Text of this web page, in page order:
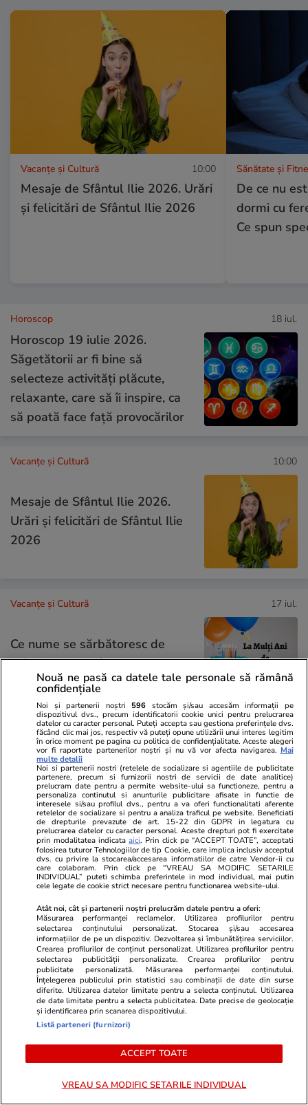
Vacanțe și Cultură 10:00
Mesaje de Sfântul Ilie 2026. Urări
și felicitări de Sfântul Ilie 2026
Sănătate și
De ce nu
dormi cu
Ce spun
Horoscop 18 iul.
Horoscop 19 iulie 2026.
Săgetătorii ar fi bine să
selecteze activități plăcute,
relaxante, care să îi inspire, ca
să poată face față provocărilor
Vacanțe și Cultură 10:00
Mesaje de Sfântul Ilie 2026.
Urări și felicitări de Sfântul Ilie
2026
Vacanțe și Cultură 17 iul.
Ce nume se sărbătoresc de
Sfântul Ilie. Cui îi spunem La
Mulți Ani
Știri România 17 iul.
Sfântul Ilie – tradiții, obiceiuri și
superstiții. Ce să nu faci de
Sfântul Ilie
Știri România 10:00
„Borna zero” a României,
construită la Făgăraș cu fonduri
UE. Un catarg de 30 de metri va
marca centrul geografic exact
al țării
Știri România
Viorel Paşca: „Şi dacă le laşi
Nouă ne pasă ca datele tale personale să rămână
confidențiale
Noi și partenerii noștri 596 stocăm și/sau accesăm informații pe
dispozitivul dvs., precum identificatorii cookie unici pentru prelucrarea
datelor cu caracter personal. Puteți accepta sau gestiona preferințele dvs.
făcând clic mai jos, respectiv vă puteți opune utilizării unui interes legitim
în orice moment pe pagina cu politica de confidențialitate. Aceste alegeri
vor fi raportate partenerilor noștri și nu vă vor afecta navigarea. Mai
multe detalii
Noi si partenerii nostri (retelele de socializare si agentiile de publicitate
partenere, precum si furnizorii nostri de servicii de date analitice)
prelucram date pentru a permite website-ului sa functioneze, pentru a
personaliza continutul si anunturile publicitare afisate in functie de
interesele si/sau profilul dvs., pentru a va oferi functionalitati aferente
retelelor de socializare si pentru a analiza traficul pe website. Beneficiati
de drepturile prevazute de art. 15-22 din GDPR in legatura cu
prelucrarea datelor cu caracter personal. Aceste drepturi pot fi exercitate
prin modalitatea indicataaici. Prin click pe “ACCEPT TOATE”, acceptati
folosirea tuturor Tehnologiilor de tip Cookie, care implica inclusiv acceptul
dvs. cu privire la stocarea/accesarea informatiilor de catre Vendor-ii cu
care colaboram. Prin click pe “VREAU SA MODIFIC SETARILE
INDIVIDUAL” puteti schimba preferintele in mod individual, mai putin
cele legate de cookie strict necesare pentru functionarea website-ului.
Atât noi, cât și partenerii noștri prelucrăm datele pentru a oferi:
Măsurarea performanței reclamelor. Utilizarea profilurilor pentru
selectarea conținutului personalizat. Stocarea și/sau accesarea
informațiilor de pe un dispozitiv. Dezvoltarea și îmbunătățirea serviciilor.
Crearea profilurilor de conținut personalizat. Utilizarea profilurilor pentru
selectarea publicității personalizate. Crearea profilurilor pentru
publicitate personalizată. Măsurarea performanței conținutului.
Înțelegerea publicului prin statistici sau combinații de date din surse
diferite. Utilizarea datelor limitate pentru a selecta conținutul. Utilizarea
de date limitate pentru a selecta publicitatea. Date precise de geolocație
și identificarea prin scanarea dispozitivului.
Listă parteneri (furnizori)
ACCEPT TOATE
VREAU SA MODIFIC SETARILE INDIVIDUAL